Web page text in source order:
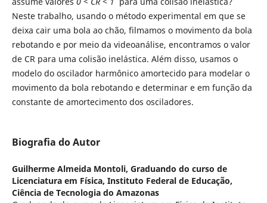
Neste trabalho, usando o método experimental em que se
deixa cair uma bola ao chão, filmamos o movimento da bola
rebotando e por meio da videoanálise, encontramos o valor
de CR para uma colisão inelástica. Além disso, usamos o
modelo do oscilador harmônico amortecido para modelar o
movimento da bola rebotando e determinar e em função da
constante de amortecimento dos osciladores.
Biografia do Autor
Guilherme Almeida Montoli, Graduando do curso de
Licenciatura em Física, Instituto Federal de Educação,
Ciência de Tecnologia do Amazonas